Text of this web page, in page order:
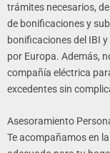
trámites necesarios,
de bonificaciones y
bonificaciones del IBI
por Europa. Además,
compañía eléctrica
excedentes sin
Asesoramiento
Te acompañamos en